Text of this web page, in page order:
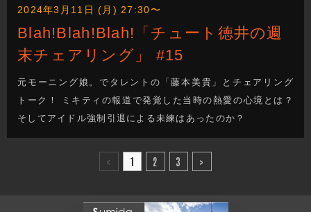
2024年3月11日 (月) 27:30〜
Blah!Blah!Blah!「チュート徳井の週
末チェアリング」 #15
元モーニング娘。でタレントの「藤本美貴」とチェアリング
トーク！ ミキティの報道で発覚した当時の熱愛の心境とは？
そしてアイドル強制引退による未練はあったのか？
< 1 2 3 >